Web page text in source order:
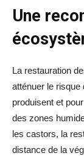
Une
La restauration
atténuer le risque
produisent et
des zones
les castors, la
distance de la